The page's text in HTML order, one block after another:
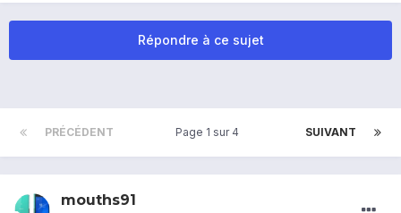
Répondre à ce sujet
PRÉCÉDENT SUIVANT
Page 1 sur 4
mouths91